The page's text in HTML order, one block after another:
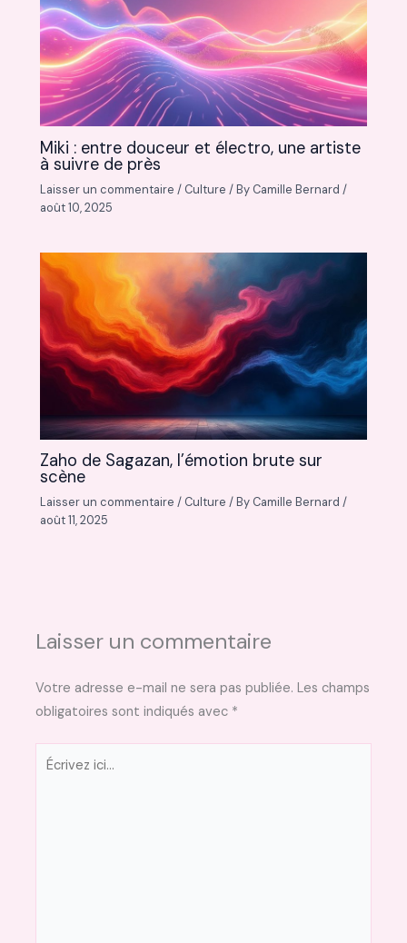
Miki : entre douceur et électro, une artiste
à suivre de près
Laisser un commentaire / Culture / By Camille Bernard/
août 10, 2025
Zaho de Sagazan, l’émotion brute sur
scène
Laisser un commentaire / Culture / By Camille Bernard/
août 11, 2025
Laisser un commentaire
Votre adresse e-mail ne sera pas publiée. Les champs
obligatoires sont indiqués avec *
Écrivez